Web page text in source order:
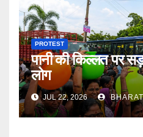
PROTEST
पानी की किल्लत पर
लोग
JUL 22, 2026